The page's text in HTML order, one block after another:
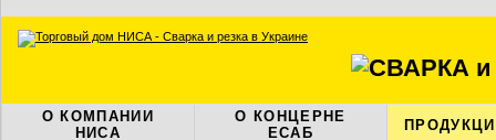
О КОМПАНИИ
НИСА
О КОНЦЕРНЕ
ЕСАБ